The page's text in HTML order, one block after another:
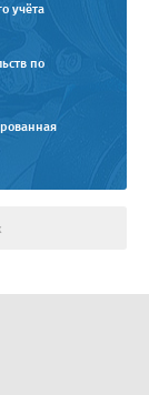
учёта
по